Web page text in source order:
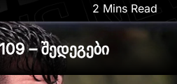
2 Mins Read
– შედეგები